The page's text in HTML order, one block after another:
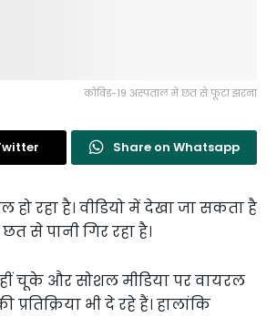
कोविड-19 अस्पताल में छत से फूटा झरना
Share on Whatsapp
रहा है। वीडियो में देखा जा सकता है
से पानी गिर रहा है।
चूके और सोशल मीडिया पर वायरल
भी दे रहे हैं। हालांकि